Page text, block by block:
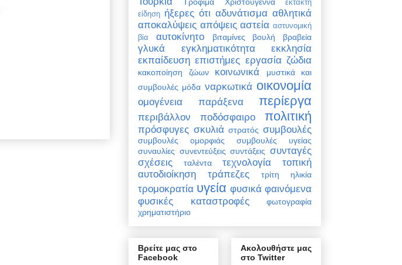
έκτακτη
είδηση ήξερες ότι αδυνάτισμα αθλητικά
αποκαλύψεις απόψεις αστεία αστυνομική
βία
αυτοκίνητο βιταμίνες βουλή βραβεία
γλυκά εγκληματικότητα
εκκλησία
εκπαίδευση επιστήμες εργασία ζώδια
κακοποίηση ζώων κοινωνικά
μυστικά και
συμβουλές μόδα ναρκωτικά οικονομία
ομογένεια παράξενα περίεργα
περιβάλλον ποδόσφαιρο πολιτική
πρόσφυγες σκυλιά στρατός συμβουλές
συμβουλές ομορφιάς
συμβουλές υγείας
συναυλίες συνεντεύξεις συντάξεις συνταγές
σχέσεις
ταλέντα τεχνολογία
τοπική
αυτοδιοίκηση
τράπεζες τρίτη ηλικία
τρομοκρατία υγεία φυσικά φαινόμενα
φυσικές καταστροφές
φωτογραφία
χρηματιστήριο
Βρείτε μας στο
Facebook
Ακολουθήστε μας
στο Twitter